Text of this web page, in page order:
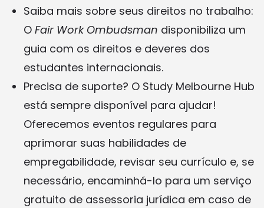
Saiba mais sobre seus direitos no trabalho:
O Fair Work Ombudsman disponibiliza um
guia com os direitos e deveres dos
estudantes internacionais.
Precisa de suporte? O Study Melbourne Hub
está sempre disponível para ajudar!
Oferecemos eventos regulares para
aprimorar suas habilidades de
empregabilidade, revisar seu currículo e, se
necessário, encaminhá-lo para um serviço
gratuito de assessoria jurídica em caso de